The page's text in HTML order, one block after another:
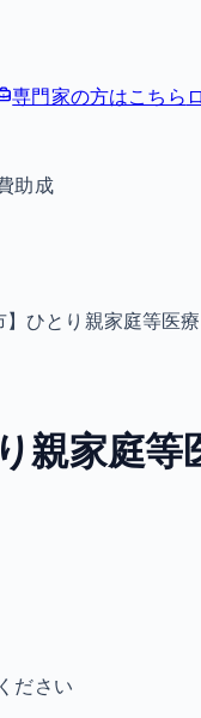
専門家の方はこちら
助成
】ひとり親家庭等医
親家庭等
ださい